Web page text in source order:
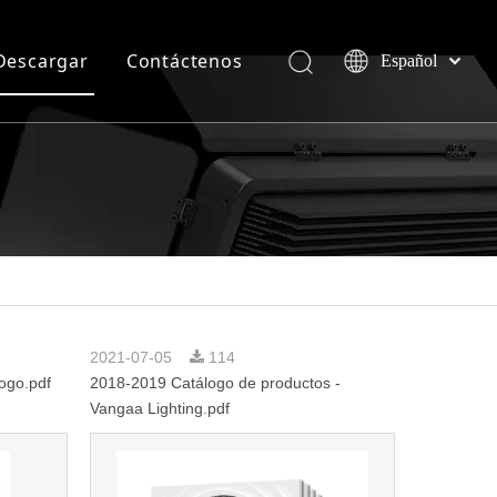
Contáctenos
Español
Deutsch
Pусский
العربية
简体中文
English
2021-07-05
114
2018-2019 Catálogo de productos -
Vangaa Lighting.pdf